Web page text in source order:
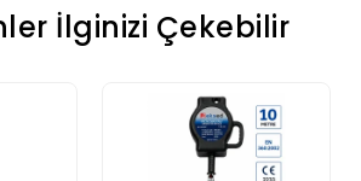
İlginizi Çekebilir